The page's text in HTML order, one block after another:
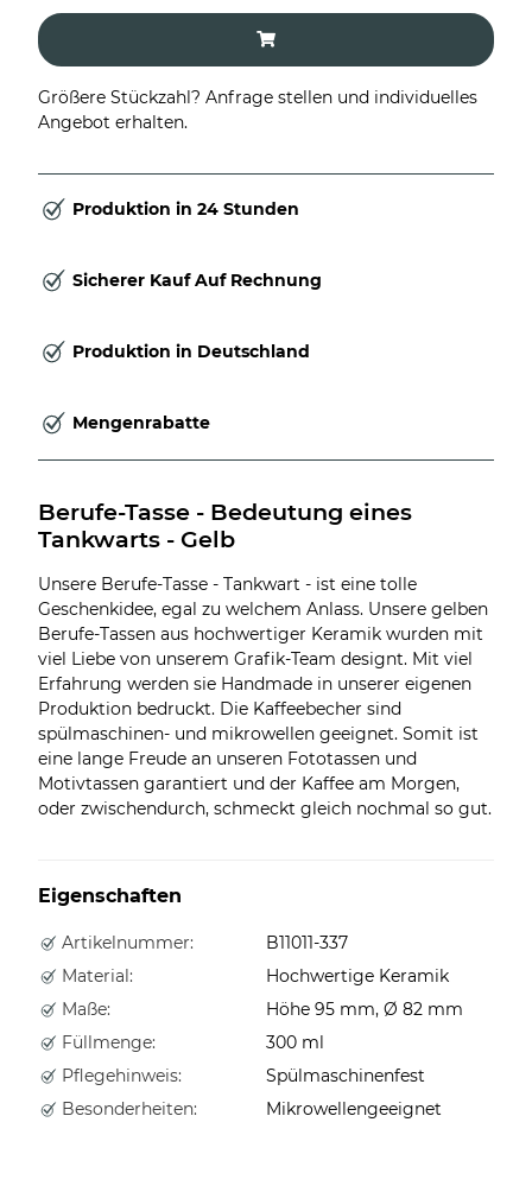
Größere Stückzahl? Anfrage stellen und individuelles
Angebot erhalten.
Produktion in 24 Stunden
Sicherer Kauf Auf Rechnung
Produktion in Deutschland
Mengenrabatte
Berufe-Tasse - Bedeutung eines
Tankwarts - Gelb
Unsere Berufe-Tasse - Tankwart - ist eine tolle
Geschenkidee, egal zu welchem Anlass. Unsere gelben
Berufe-Tassen aus hochwertiger Keramik wurden mit
viel Liebe von unserem Grafik-Team designt. Mit viel
Erfahrung werden sie Handmade in unserer eigenen
Produktion bedruckt. Die Kaffeebecher sind
spülmaschinen- und mikrowellen geeignet. Somit ist
eine lange Freude an unseren Fototassen und
Motivtassen garantiert und der Kaffee am Morgen,
oder zwischendurch, schmeckt gleich nochmal so gut.
Eigenschaften
Artikelnummer:
B11011-337
Material:
Hochwertige Keramik
Maße:
Höhe 95 mm, Ø 82 mm
Füllmenge:
300 ml
Pflegehinweis:
Spülmaschinenfest
Besonderheiten:
Mikrowellengeeignet